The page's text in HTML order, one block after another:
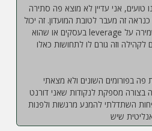
טועים, אני עדיין לא מוצא פה סתירה
זה מעבר לטובת המועדון. זה יכול
להיות פרסום לחברת מאיר, שמירה על leverage בעסקים או שהוא
וזה גורם לו לתחושות כאלו
בפורומים השונים ולא מצאתי
בצורה מספקת לנקודות שאני דורנט
השתדלתי להמנע מרגשות ולפנות
שיש